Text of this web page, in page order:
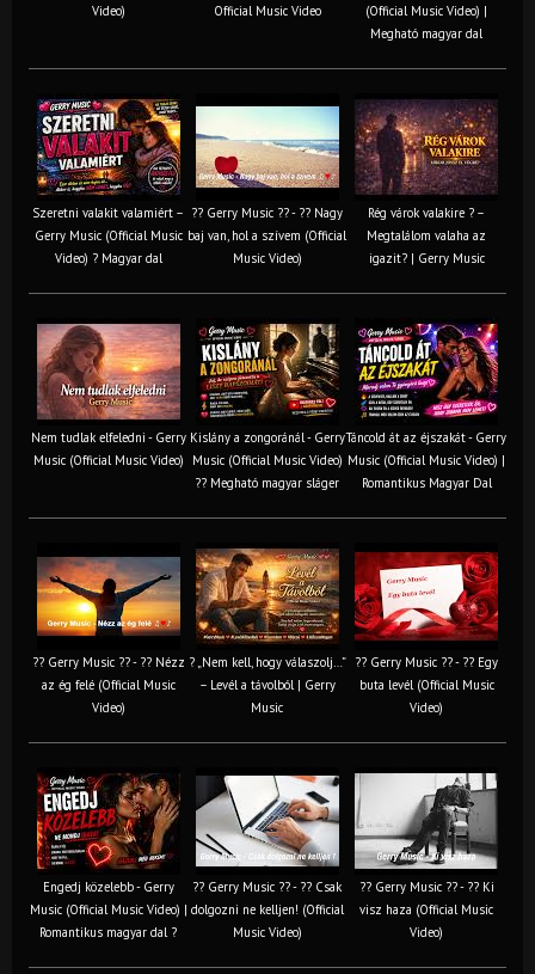
Video)
Official Music Video
(Official Music Video) |
Megható magyar dal
Szeretni valakit valamiért –
Gerry Music (Official Music
Video) ? Magyar dal
?? Gerry Music ?? - ?? Nagy
baj van, hol a szívem (Official
Music Video)
Rég várok valakire ? –
Megtalálom valaha az
igazit? | Gerry Music
Nem tudlak elfeledni - Gerry
Music (Official Music Video)
Kislány a zongoránál - Gerry
Music (Official Music Video)
?? Megható magyar sláger
Táncold át az éjszakát - Gerry
Music (Official Music Video) |
Romantikus Magyar Dal
?? Gerry Music ?? - ?? Nézz
az ég felé (Official Music
Video)
? „Nem kell, hogy válaszolj…”
– Levél a távolból | Gerry
Music
?? Gerry Music ?? - ?? Egy
buta levél (Official Music
Video)
Engedj közelebb - Gerry
Music (Official Music Video) |
Romantikus magyar dal ?
?? Gerry Music ?? - ?? Csak
dolgozni ne kelljen! (Official
Music Video)
?? Gerry Music ?? - ?? Ki
visz haza (Official Music
Video)